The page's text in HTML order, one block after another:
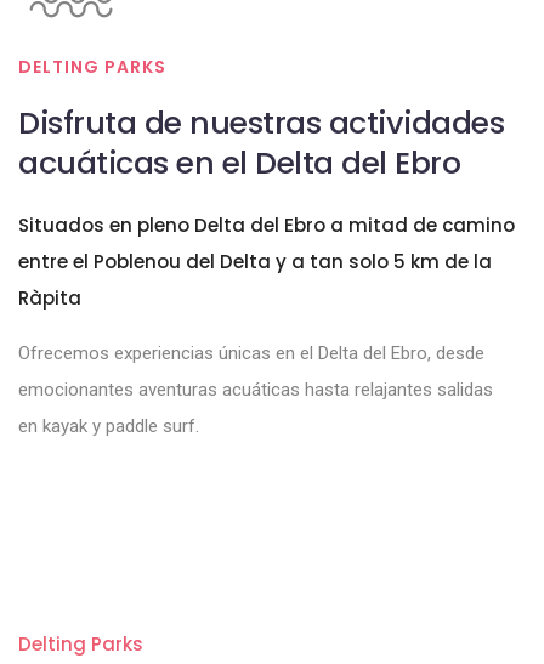
DELTING PARKS
Disfruta de nuestras actividades
acuáticas en el Delta del Ebro
Situados en pleno Delta del Ebro a mitad de camino
entre el Poblenou del Delta y a tan solo 5 km de la
Ràpita
Ofrecemos experiencias únicas en el Delta del Ebro, desde
emocionantes aventuras acuáticas hasta relajantes salidas
en kayak y paddle surf.
Delting Parks